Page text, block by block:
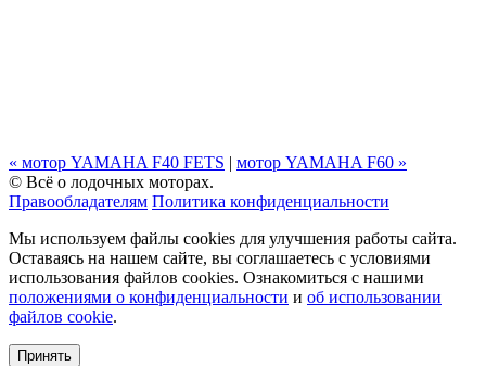
« мотор YAMAHA F40 FETS | мотор YAMAHA F60 »
© Всё о лодочных моторах.
Правообладателям Политика конфиденциальности
Мы используем файлы cookies для улучшения работы сайта.
Оставаясь на нашем сайте, вы соглашаетесь с условиями
использования файлов cookies. Ознакомиться с нашими
положениями о конфиденциальности и об использовании
файлов cookie.
Принять